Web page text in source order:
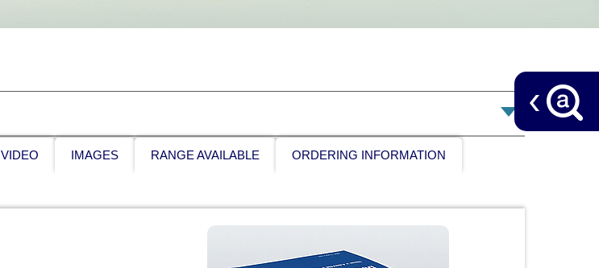
VIDEO IMAGES RANGE AVAILABLE ORDERING INFORMATION